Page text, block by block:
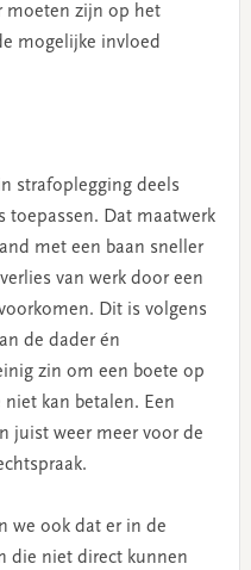
moeten zijn op het
mogelijke invloed
strafoplegging deels
toepassen. Dat maatwerk
met een baan sneller
van werk door een
Dit is volgens
de dader én
zin om een boete op
kan betalen. Een
juist weer meer voor de
we ook dat er in de
die niet direct kunnen